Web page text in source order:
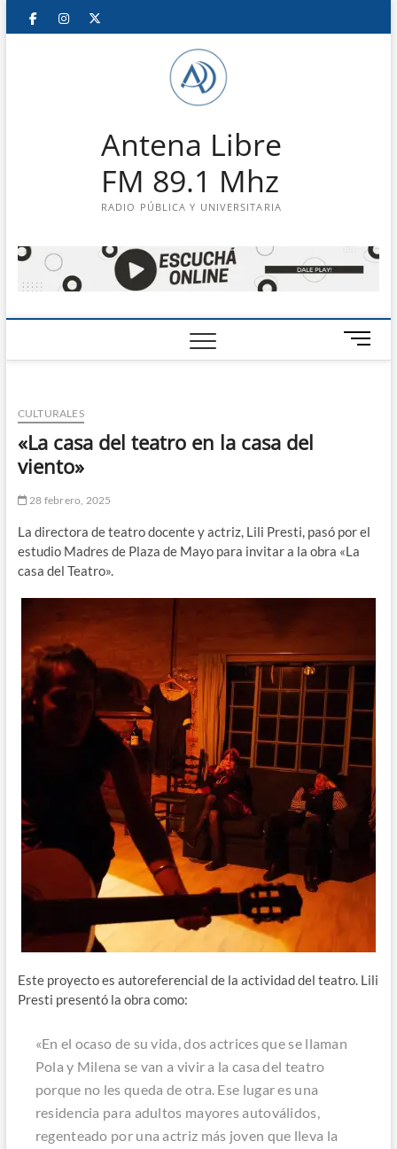
Saltar
FacebookInstagram
Antena Libre
FM 89.1 Mhz
RADIO PÚBLICA Y UNIVERSITARIA
B
o
ú
CULTURALES
«La casa del teatro en la casa del
viento»
28 febrero, 2025
La directora de teatro docente y actriz, Lili Presti, pasó por el
estudio Madres de Plaza de Mayo para invitar a la obra «La
casa del Teatro».
Este proyecto es autoreferencial de la actividad del teatro. Lili
Presti presentó la obra como:
«En el ocaso de su vida, dos actrices que se llaman
Pola y Milena se van a vivir a la casa del teatro
porque no les queda de otra. Ese lugar es una
residencia para adultos mayores autoválidos,
regenteado por una actriz más joven que lleva la